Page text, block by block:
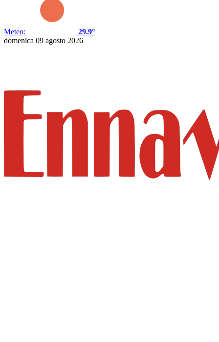
Meteo:
29.9°
domenica 09 agosto 2026